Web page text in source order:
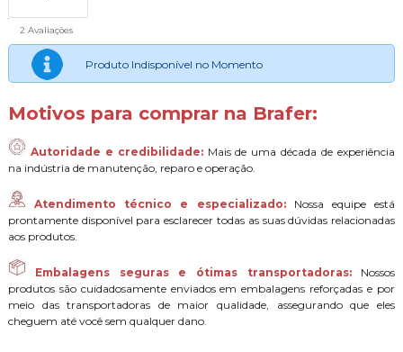
2 Avaliações
Produto Indisponível no Momento
Motivos para comprar na Brafer:
Autoridade e credibilidade: Mais de uma década de experiência
na indústria de manutenção, reparo e operação.
Atendimento técnico e especializado:
Nossa equipe está
prontamente disponível para esclarecer todas as suas dúvidas relacionadas
aos produtos.
Embalagens seguras e ótimas transportadoras:
Nossos
produtos são cuidadosamente enviados em embalagens reforçadas e por
meio das transportadoras de maior qualidade, assegurando que eles
cheguem até você sem qualquer dano.